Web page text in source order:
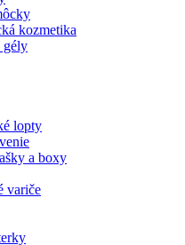
kozmetika
gély
lopty
a boxy
variče